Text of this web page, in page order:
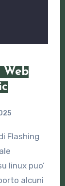
Web
linux puo’
alcuni